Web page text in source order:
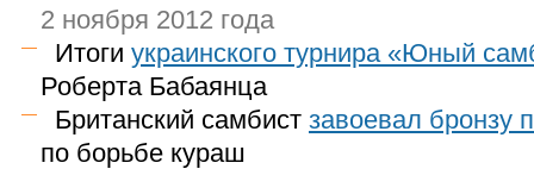
2 ноября 2012 года
Итоги украинского турнира «Юный
Роберта Бабаянца
Британский самбист завоевал бронзу
по борьбе кураш